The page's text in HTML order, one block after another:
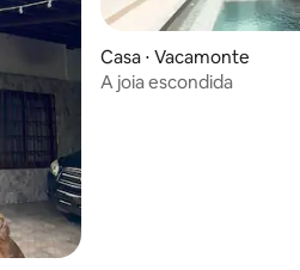
Casa ⋅ Vacamonte
A joia escondida